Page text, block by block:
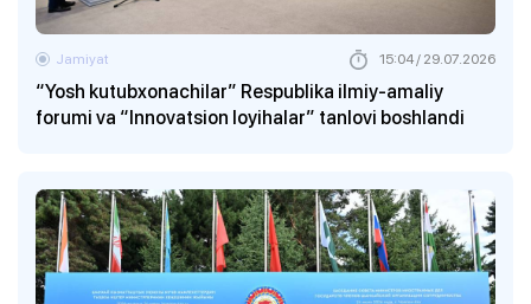
“Yosh kutubxonachilar” Respublika ilmiy-amaliy
forumi va “Innovatsion loyihalar” tanlovi boshlandi
Jamiyat 15:04 / 29.07.2026